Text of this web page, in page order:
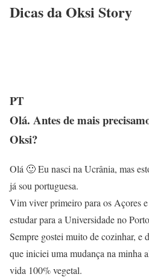
Dicas da Oksi Story
PT
Olá. Antes de mais
Oksi?
Olá 🙂 Eu nasci na Ucrânia, mas
já sou portuguesa.
Vim viver primeiro para os Açores
estudar para a Universidade no
Sempre gostei muito de cozinhar, e
que iniciei uma mudança na minha
vida 100% vegetal.